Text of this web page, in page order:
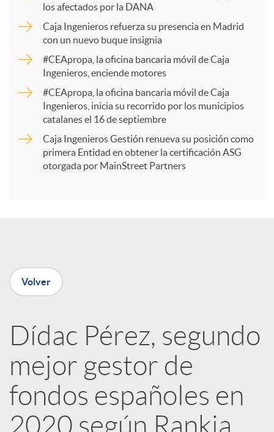
p
a
r
t
n
R
e
d
los afectados por la DANA
Caja Ingenieros refuerza su presencia en Madrid
con un nuevo buque insignia
#CEApropa, la oficina bancaria móvil de Caja
Ingenieros, enciende motores
#CEApropa, la oficina bancaria móvil de Caja
Ingenieros, inicia su recorrido por los municipios
catalanes el 16 de septiembre
Caja Ingenieros Gestión renueva su posición como
primera Entidad en obtener la certificación ASG
otorgada por MainStreet Partners
Volver
Dídac Pérez, segundo
mejor gestor de
fondos españoles en
2020 según Rankia